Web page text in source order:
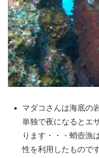
マダコさんは海底の
単独で夜になるとエ
ります・・・蛸壺漁
性を利用したもので